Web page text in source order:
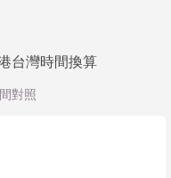
台灣時間換算
對照